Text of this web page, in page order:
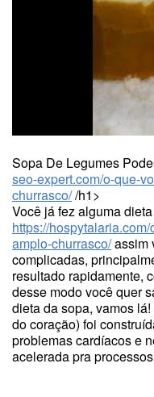
Sopa De Legumes
seo-expert.com/o-que-
churrasco//h1>
Você já fez alguma
https://
amplo-churrasco/assim
complicadas,
resultado rapidamente,
desse modo você quer
dieta da sopa, vamos
do coração) foi
problemas cardíacos e
acelerada pra